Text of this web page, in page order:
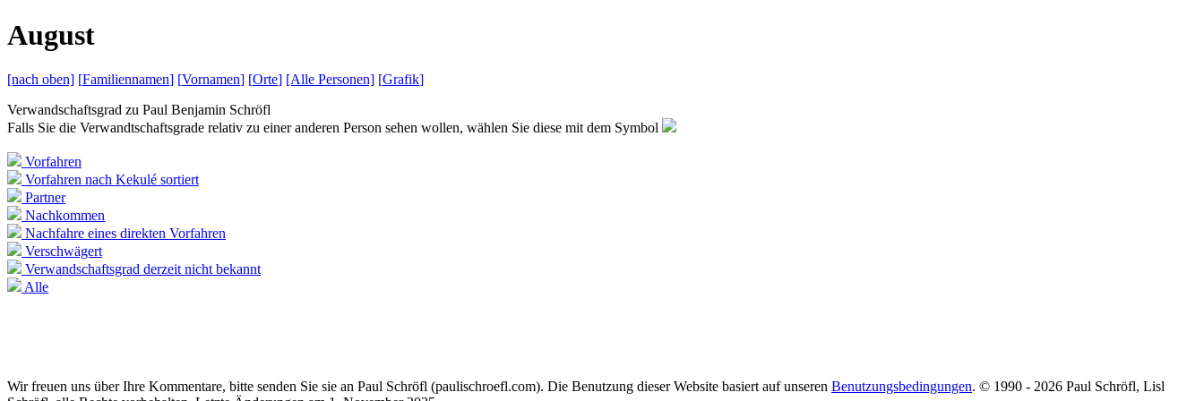
August
[nach oben] [Familiennamen] [Vornamen] [Orte] [Alle Personen] [Grafik]
Verwandschaftsgrad zu Paul Benjamin Schröfl
Falls Sie die Verwandtschaftsgrade relativ zu einer anderen Person sehen wollen, wählen Sie diese mit dem Symbol
Vorfahren
Vorfahren nach Kekulé sortiert
Partner
Nachkommen
Nachfahre eines direkten Vorfahren
Verschwägert
Verwandschaftsgrad derzeit nicht bekannt
Alle
Wir freuen uns über Ihre Kommentare, bitte senden Sie sie an Paul Schröfl (paulischroefl.com). Die Benutzung dieser Website basiert auf unseren Benutzungsbedingungen. © 1990 - 2026 Paul Schröfl, Lisl